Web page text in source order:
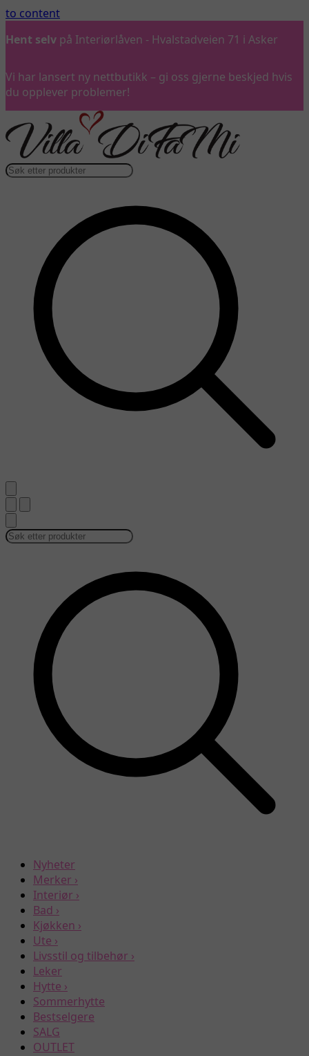
to content
i Asker
Ring ossgjerne på 992 57 899
Vi har lansert ny nettbutikk – gi oss gjerne beskjed hvis
du opplever problemer!
Nyheter
Merker ›
Interiør ›
Bad ›
Kjøkken ›
Ute ›
Livsstil og tilbehør ›
Leker
Hytte ›
Sommerhytte
Bestselgere
SALG
OUTLET